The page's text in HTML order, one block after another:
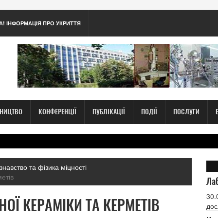
ІНФОРМАЦІЯ ПРО УКРИТТЯ
КОНФЕРЕНЦІЇ ПУБЛІКАЦІЇ ПОДІЇ ПОСЛУГИ
та фізика міцності
КЕРАМІКИ ТА КЕРМЕТІВ